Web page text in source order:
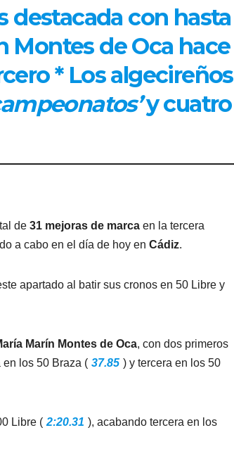
destacada con hasta
Montes de Oca hace
* Los algecireños
y cuatro
de 31 mejoras de marca en la tercera
a cabo en el día de hoy en Cádiz.
apartado al batir sus cronos en 50 Libre y
Marín Montes de Oca, con dos primeros
los 50 Braza ( 37.85 ) y tercera en los 50
Libre ( 2:20.31 ), acabando tercera en los